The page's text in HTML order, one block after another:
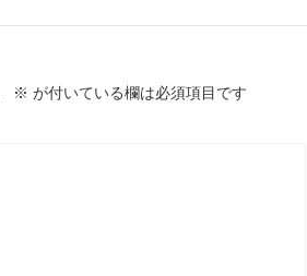
※ が付いている欄は必須項目です